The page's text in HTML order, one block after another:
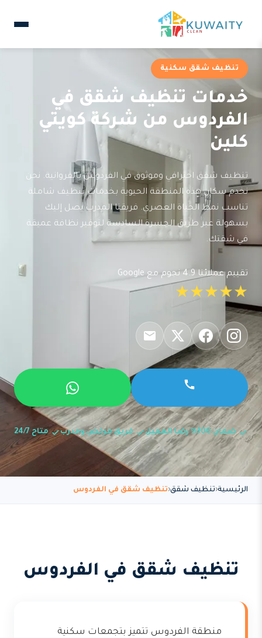
تنظيف شقق سكنية
خدمات تنظيف شقق في
الفردوس من شركة كويتي
كلين
تنظيف شقق احترافي وموثوق في الفردوس بالفروانية. نحن
نخدم سكان هذه المنطقة الحيوية بخدمات تنظيف شاملة
تناسب نمط الحياة العصري. فريقنا المدرب يصل إليك
بسهولة عبر طريق الجسرة السادسة لتوفير نظافة عميقة
في شقتك.
تقييم عملائنا 4.9 نجوم مع Google
★★★★★
ضمان 100% رضا العميل فريق مرخص ومدرب متاح 24/7
الرئيسية تنظيف شقق تنظيف شقق في الفردوس
تنظيف شقق في الفردوس
منطقة الفردوس تتميز بتجمعات سكنية